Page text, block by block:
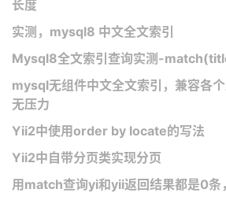
长度
实测，mysql8 中文全文索引
Mysql8全文索引查询实测-
mysql无组件中文全文索引，兼容各
无压力
Yii2中使用order by locate的写法
Yii2中自带分页类实现分页
用match查询yi和yii返回结果都是0